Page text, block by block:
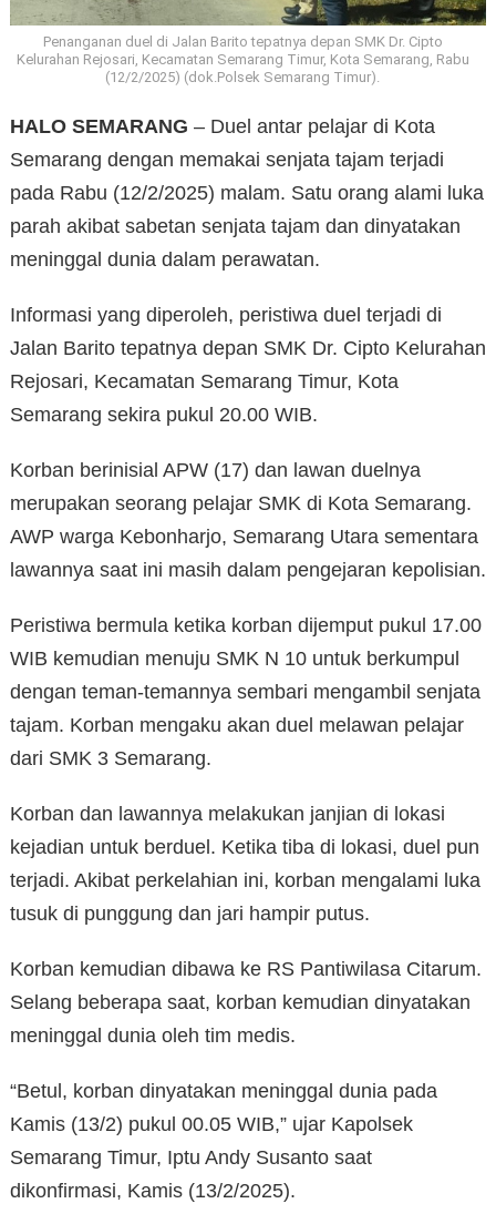
Penanganan duel di Jalan Barito tepatnya depan SMK Dr. Cipto
Kelurahan Rejosari, Kecamatan Semarang Timur, Kota Semarang, Rabu
(12/2/2025) (dok.Polsek Semarang Timur).
HALO SEMARANG – Duel antar pelajar di Kota
Semarang dengan memakai senjata tajam terjadi
pada Rabu (12/2/2025) malam. Satu orang alami luka
parah akibat sabetan senjata tajam dan dinyatakan
meninggal dunia dalam perawatan.
Informasi yang diperoleh, peristiwa duel terjadi di
Jalan Barito tepatnya depan SMK Dr. Cipto Kelurahan
Rejosari, Kecamatan Semarang Timur, Kota
Semarang sekira pukul 20.00 WIB.
Korban berinisial APW (17) dan lawan duelnya
merupakan seorang pelajar SMK di Kota Semarang.
AWP warga Kebonharjo, Semarang Utara sementara
lawannya saat ini masih dalam pengejaran kepolisian.
Peristiwa bermula ketika korban dijemput pukul 17.00
WIB kemudian menuju SMK N 10 untuk berkumpul
dengan teman-temannya sembari mengambil senjata
tajam. Korban mengaku akan duel melawan pelajar
dari SMK 3 Semarang.
Korban dan lawannya melakukan janjian di lokasi
kejadian untuk berduel. Ketika tiba di lokasi, duel pun
terjadi. Akibat perkelahian ini, korban mengalami luka
tusuk di punggung dan jari hampir putus.
Korban kemudian dibawa ke RS Pantiwilasa Citarum.
Selang beberapa saat, korban kemudian dinyatakan
meninggal dunia oleh tim medis.
“Betul, korban dinyatakan meninggal dunia pada
Kamis (13/2) pukul 00.05 WIB,” ujar Kapolsek
Semarang Timur, Iptu Andy Susanto saat
dikonfirmasi, Kamis (13/2/2025).